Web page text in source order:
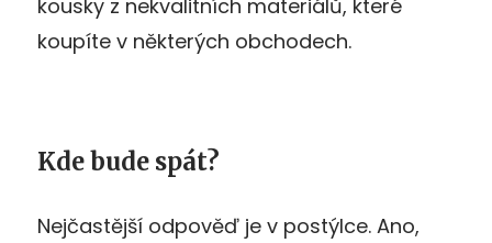
kousky z nekvalitních materiálů, které
koupíte v některých obchodech.
Kde bude spát?
Nejčastější odpověď je v postýlce. Ano,